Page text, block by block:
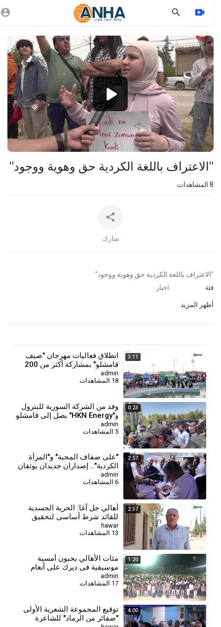
Video
Player
1080p
360p
auto
"الاعتراف باللغة الكردية حق وهوية ووجود"
المشاهدات
شارك
⁣"الاعتراف باللغة الكردية حق وهوية ووجود"
فئة اخبار
أظهر المزيد
3:11
انطلاق فعاليات مهرجان "صيف
قامشلو" بمشاركة أكثر من 200
شركة
admin
18 المشاهدات
0:23
وفد من الشركة السورية للبترول
و"HKN Energy" يصل إلى قامشلو
admin
5 المشاهدات
2:57
⁣"على ضفاف المحبة" و"المرأة
الكردية".. إصداران جديدان يوثقان
الهوية والذاكرة
admin
6 المشاهدات
2:37
أهالي جل آغا: الحرية الجسدية
للقائد شرط أساسي لتحقيق
السلام وحل القضية الكردية
hawar
13 المشاهدات
1:20
مئات الأهالي يحيون أمسية
موسيقية في ديرك على أنغام
الأغاني الكردية
admin
17 المشاهدات
4:00
توقيع المجموعة الشعرية الأولى
"ضفائر من الرماد" للشاعرة